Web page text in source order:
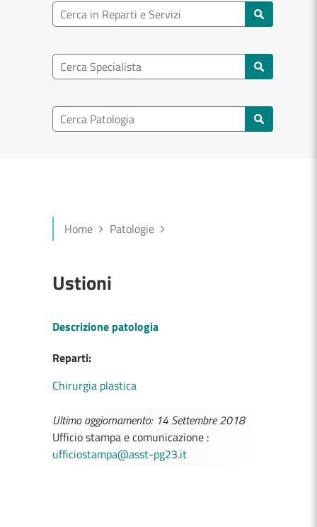
Ricerca reparto
Ricerca specialisti
Ricerca nel patologia
Home Patologie
Ustioni
Descrizione patologia
Reparti:
Chirurgia plastica
Ultimo aggiornamento: 14 Settembre 2018
Ufficio stampa e comunicazione :
ufficiostampa@asst-pg23.it